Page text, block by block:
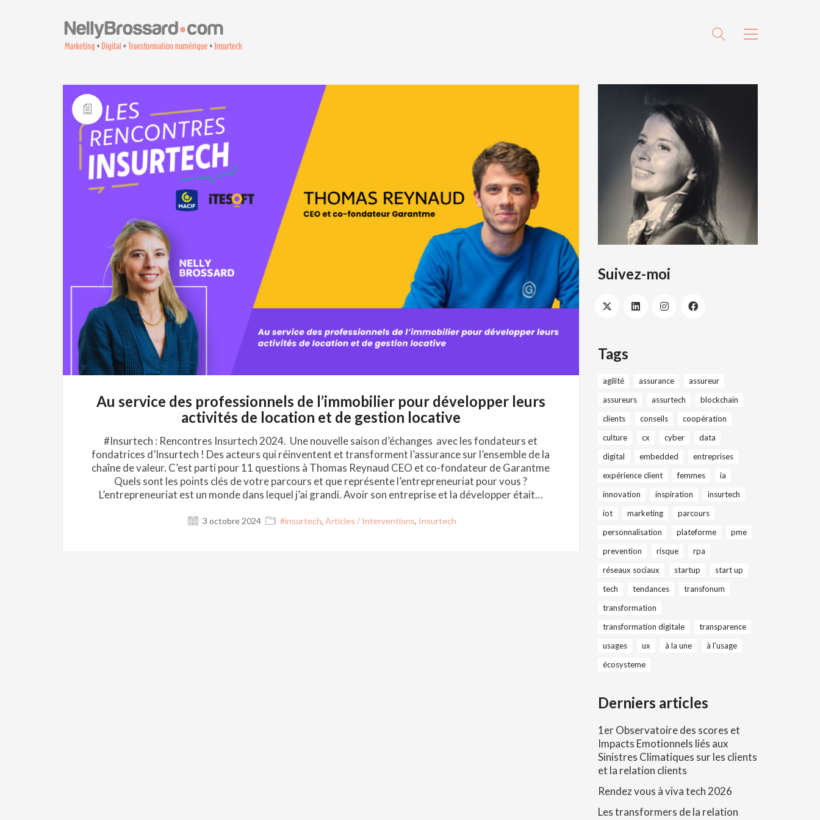
Au service des professionnels de l’immobilier pour développer leurs
activités de location et de gestion locative
#Insurtech : Rencontres Insurtech 2024. Une nouvelle saison d’échanges avec les fondateurs et
fondatrices d’Insurtech ! Des acteurs qui réinventent et transforment l’assurance sur l’ensemble de la
chaîne de valeur. C’est parti pour 11 questions à Thomas Reynaud CEO et co-fondateur de Garantme
Quels sont les points clés de votre parcours et que représente l’entrepreneuriat pour vous ?
L’entrepreneuriat est un monde dans lequel j’ai grandi. Avoir son entreprise et la développer était…
3 octobre 2024 #insurtech, Articles / Interventions, Insurtech
Suivez-moi
Tags
agilité assurance
assureur
assureurs
assurtech
blockchain
clients
conseils
coopération
culture
cx cyber
data
digital
embedded
entreprises
expérience client
femmes
ia
innovation
inspiration
insurtech
iot
marketing
parcours
personnalisation
plateforme
pme
prevention
risque
rpa
réseaux sociaux
startup
start up
tech
tendances
transfonum
transformation
transformation digitale
transparence
usages
ux à la une
à l'usage
écosysteme
Derniers articles
1er Observatoire des scores et
Impacts Emotionnels liés aux
Sinistres Climatiques sur les clients
et la relation clients
Rendez vous à viva tech 2026
Les transformers de la relation